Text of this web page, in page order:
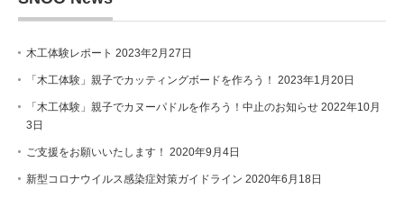
木工体験レポート 2023年2月27日
「木工体験」親子でカッティングボードを作ろう！ 2023年1月20日
「木工体験」親子でカヌーパドルを作ろう！中止のお知らせ 2022年10月
3日
ご支援をお願いいたします！ 2020年9月4日
新型コロナウイルス感染症対策ガイドライン 2020年6月18日